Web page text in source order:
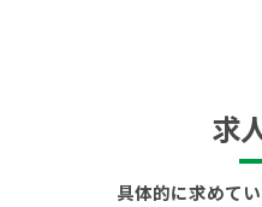
具体的に求めて
求